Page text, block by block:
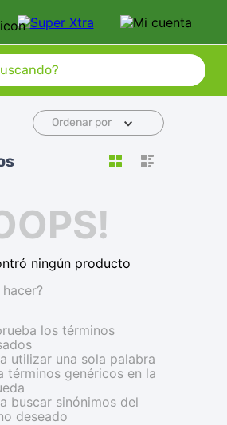
Ordenar por
ningún producto
los términos
utilizar una sola palabra
términos genéricos en la
buscar sinónimos del
deseado